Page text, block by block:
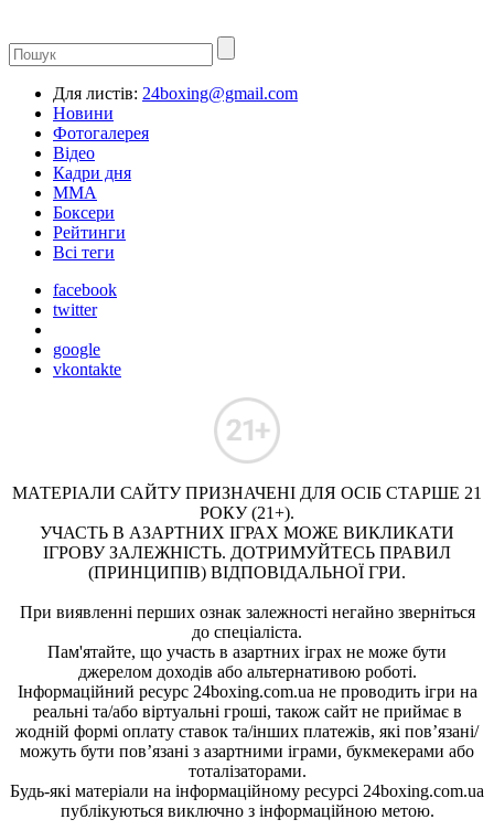
Для листів: 24boxing@gmail.com
Новини
Фотогалерея
Відео
Кадри дня
ММА
Боксери
Рейтинги
Всі теги
facebook
twitter
google
vkontakte
МАТЕРІАЛИ САЙТУ ПРИЗНАЧЕНІ ДЛЯ ОСІБ СТАРШЕ 21
РОКУ (21+).
УЧАСТЬ В АЗАРТНИХ ІГРАХ МОЖЕ ВИКЛИКАТИ
ІГРОВУ ЗАЛЕЖНІСТЬ. ДОТРИМУЙТЕСЬ ПРАВИЛ
(ПРИНЦИПІВ) ВІДПОВІДАЛЬНОЇ ГРИ.
При виявленні перших ознак залежності негайно зверніться
до спеціаліста.
Пам'ятайте, що участь в азартних іграх не може бути
джерелом доходів або альтернативою роботі.
Інформаційний ресурс 24boxing.com.ua не проводить ігри на
реальні та/або віртуальні гроші, також сайт не приймає в
жодній формі оплату ставок та/інших платежів, які пов’язані/
можуть бути пов’язані з азартними іграми, букмекерами або
тоталізаторами.
Будь-які матеріали на інформаційному ресурсі 24boxing.com.ua
публікуються виключно з інформаційною метою.